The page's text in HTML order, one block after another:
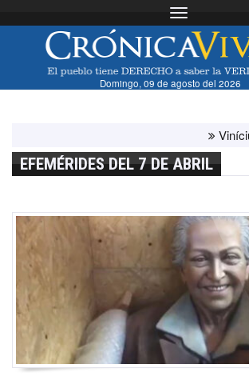
Toggle
Domingo, 09 de agosto del 2026
Vinícius
EFEMÉRIDES DEL 7 DE ABRIL